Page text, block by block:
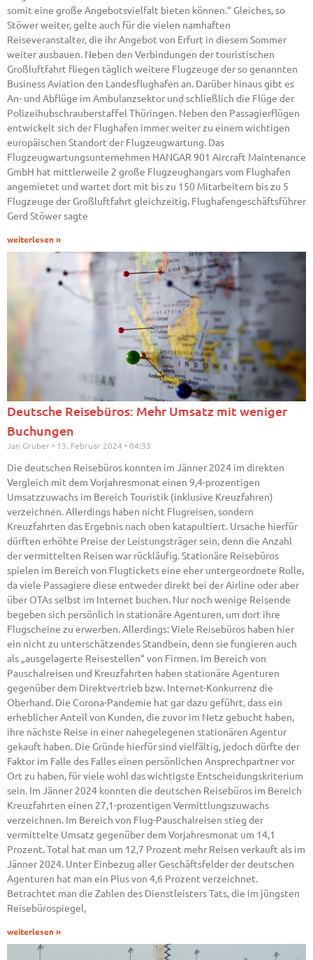
somit eine große Angebotsvielfalt bieten können.“ Gleiches, so
Stöwer weiter, gelte auch für die vielen namhaften
Reiseveranstalter, die ihr Angebot von Erfurt in diesem Sommer
weiter ausbauen. Neben den Verbindungen der touristischen
Großluftfahrt fliegen täglich weitere Flugzeuge der so genannten
Business Aviation den Landesflughafen an. Darüber hinaus gibt es
An- und Abflüge im Ambulanzsektor und schließlich die Flüge der
Polizeihubschrauberstaffel Thüringen. Neben den Passagierflügen
entwickelt sich der Flughafen immer weiter zu einem wichtigen
europäischen Standort der Flugzeugwartung. Das
Flugzeugwartungsunternehmen HANGAR 901 Aircraft Maintenance
GmbH hat mittlerweile 2 große Flugzeughangars vom Flughafen
angemietet und wartet dort mit bis zu 150 Mitarbeitern bis zu 5
Flugzeuge der Großluftfahrt gleichzeitig. Flughafengeschäftsführer
Gerd Stöwer sagte
weiterlesen »
Deutsche Reisebüros: Mehr Umsatz mit weniger
Buchungen
Jan Gruber 13. Februar 2024 04:33
Die deutschen Reisebüros konnten im Jänner 2024 im direkten
Vergleich mit dem Vorjahresmonat einen 9,4-prozentigen
Umsatzzuwachs im Bereich Touristik (inklusive Kreuzfahren)
verzeichnen. Allerdings haben nicht Flugreisen, sondern
Kreuzfahrten das Ergebnis nach oben katapultiert. Ursache hierfür
dürften erhöhte Preise der Leistungsträger sein, denn die Anzahl
der vermittelten Reisen war rückläufig. Stationäre Reisebüros
spielen im Bereich von Flugtickets eine eher untergeordnete Rolle,
da viele Passagiere diese entweder direkt bei der Airline oder aber
über OTAs selbst im Internet buchen. Nur noch wenige Reisende
begeben sich persönlich in stationäre Agenturen, um dort ihre
Flugscheine zu erwerben. Allerdings: Viele Reisebüros haben hier
ein nicht zu unterschätzendes Standbein, denn sie fungieren auch
als „ausgelagerte Reisestellen“ von Firmen. Im Bereich von
Pauschalreisen und Kreuzfahrten haben stationäre Agenturen
gegenüber dem Direktvertrieb bzw. Internet-Konkurrenz die
Oberhand. Die Corona-Pandemie hat gar dazu geführt, dass ein
erheblicher Anteil von Kunden, die zuvor im Netz gebucht haben,
ihre nächste Reise in einer nahegelegenen stationären Agentur
gekauft haben. Die Gründe hierfür sind vielfältig, jedoch dürfte der
Faktor im Falle des Falles einen persönlichen Ansprechpartner vor
Ort zu haben, für viele wohl das wichtigste Entscheidungskriterium
sein. Im Jänner 2024 konnten die deutschen Reisebüros im Bereich
Kreuzfahrten einen 27,1-prozentigen Vermittlungszuwachs
verzeichnen. Im Bereich von Flug-Pauschalreisen stieg der
vermittelte Umsatz gegenüber dem Vorjahresmonat um 14,1
Prozent. Total hat man um 12,7 Prozent mehr Reisen verkauft als im
Jänner 2024. Unter Einbezug aller Geschäftsfelder der deutschen
Agenturen hat man ein Plus von 4,6 Prozent verzeichnet.
Betrachtet man die Zahlen des Dienstleisters Tats, die im jüngsten
Reisebürospiegel,
weiterlesen »